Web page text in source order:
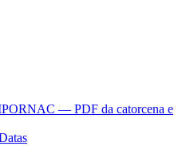
— PDF da catorcena e